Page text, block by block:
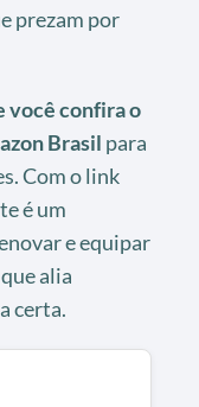
prezam por
você confira o
Brasil para
Com o link
é um
e equipar
alia
certa.